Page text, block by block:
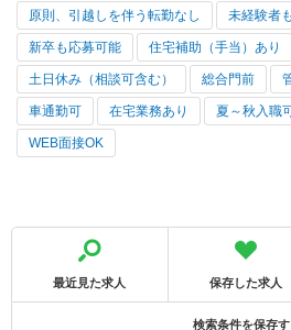
原則、引越しを伴う転勤なし 未経験者
新卒も応募可能 住宅補助（手当）あり
土日休み（相談可含む） 総合門前
車通勤可 在宅業務あり 夏～秋入職
WEB面接OK
最近見た求人 保存した求人
検索条件を保存す